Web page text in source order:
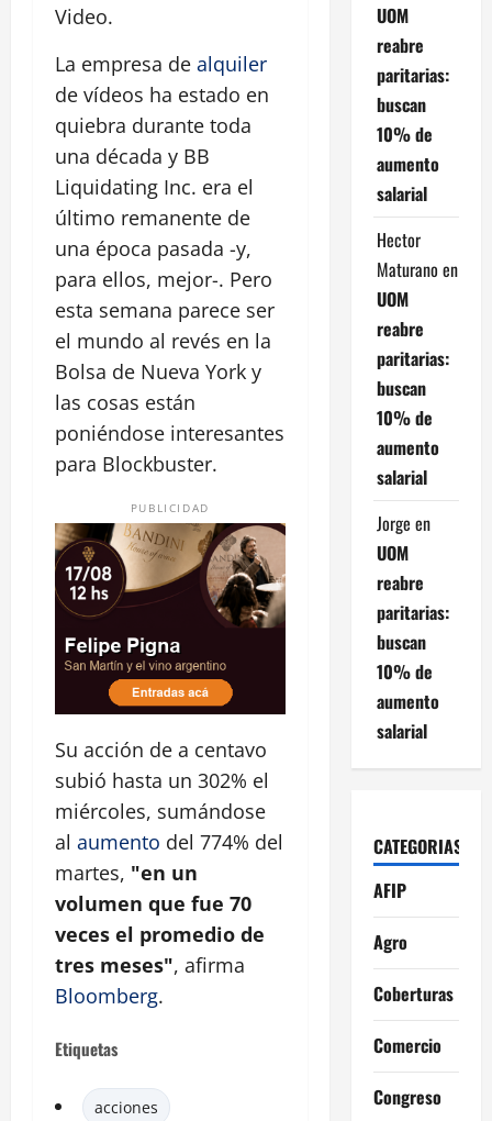
Video.
La empresa de alquiler
de vídeos ha estado en
quiebra durante toda
una década y BB
Liquidating Inc. era el
último remanente de
una época pasada -y,
para ellos, mejor-. Pero
esta semana parece ser
el mundo al revés en la
Bolsa de Nueva York y
las cosas están
poniéndose interesantes
para Blockbuster.
PUBLICIDAD
Su acción de a centavo
subió hasta un 302% el
miércoles, sumándose
al aumento del 774% del
martes, "en un
volumen que fue 70
veces el promedio de
tres meses", afirma
Bloomberg.
Etiquetas
acciones
UOM
reabre
paritarias:
buscan
10% de
aumento
salarial
Hector
Maturano en
UOM
reabre
paritarias:
buscan
10% de
aumento
salarial
Jorge en
UOM
reabre
paritarias:
buscan
10% de
aumento
salarial
CATEGORIAS
AFIP
Agro
Coberturas
Comercio
Congreso